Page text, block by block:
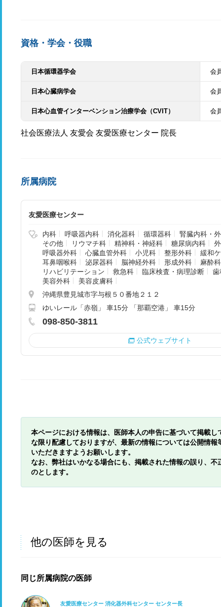
資格・学会・役職
日本循環器学会 会
日本心臓病学会 会
日本心血管インターベンション治療学会（CVIT） 会
社会医療法人 友愛会 友愛医療センター 院長
所属病院
友愛医療センター
内科 呼吸器内科 消化器科 循環器科
腎臓内科・
その他
リウマチ科 精神科・神経科 糖尿病内科
呼吸器外科
心臓血管外科 小児科 整形外科
緩和
耳鼻咽喉科
泌尿器科 脳神経外科 形成外科
麻酔科
リハビリテーション
救急科 臨床検査・病理診断
歯
美容外科
美容皮膚科
沖縄県豊見城市字与根５０番地２１２
ゆいレール「赤嶺」 車15分 「那覇空港」 車15分
098-850-3811
公式ウェブサイト
本ページにおける情報は、医師本人の申告に基づいて掲載
な限り配慮しておりますが、最新の情報については公開情
いただきますようお願いします。
なお、弊社はいかなる場合にも、掲載された情報の誤り、
のとします。
他の医師を見る
同じ所属病院の医師
友愛医療センター 消化器外科センター センター長